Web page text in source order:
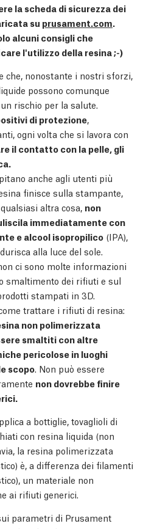
la scheda di sicurezza dei
su prusament.com.
alcuni consigli che
l'utilizzo della resina ;-)
che, nonostante i nostri sforzi,
possono comunque
rischio per la salute.
di protezione
ogni volta che si lavora con
il contatto con la pelle, gli
anche agli utenti più
finisce sulla stampante,
altra cosa, non
immediatamente con
e alcool isopropilico (IPA),
alla luce del sole.
ci sono molte informazioni
smaltimento dei rifiuti e sul
stampati in 3D.
trattare i rifiuti di resina:
non polimerizzata
smaltiti con altre
pericolose in luoghi
scopo . Non può essere
non dovrebbe finire
a bottiglie, tovaglioli di
con resina liquida (non
la resina polimerizzata
è, a differenza dei filamenti
un materiale non
ai rifiuti generici.
parametri di Prusament